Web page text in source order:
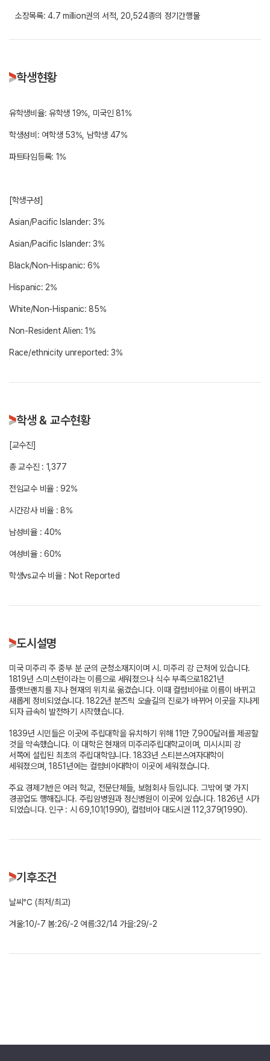
소장목록: 4.7 million권의 서적, 20,524종의 정기간행물
학생현황
유학생비율: 유학생 19%, 미국인 81%
학생성비: 여학생 53%, 남학생 47%
파트타임등록: 1%
[학생구성]
Asian/Pacific Islander: 3%
Asian/Pacific Islander: 3%
Black/Non-Hispanic: 6%
Hispanic: 2%
White/Non-Hispanic: 85%
Non-Resident Alien: 1%
학생 & 교수현황
[교수진]
총 교수진 : 1,377
전임교수 비율 : 92%
시간강사 비율 : 8%
남성비율 : 40%
여성비율 : 60%
학생vs교수 비율 : Not Reported
도시설명
미국 미주리 주 중부 분 군의 군청소재지이며 시. 미주리 강 근처에 있습니다.
1819년 스미스턴이라는 이름으로 세워졌으나 식수 부족으로1821년
플랫브랜치를 지나 현재의 위치로 옮겼습니다. 이때 컬럼비아로 이름이 바뀌고
새롭게 정비되었습니다. 1822년 분즈릭 오솔길의 진로가 바뀌어 이곳을 지나게
되자 급속히 발전하기 시작했습니다.
1839년 시민들은 이곳에 주립대학을 유치하기 위해 11만 7,900달러를 제공할
것을 약속했습니다. 이 대학은 현재의 미주리주립대학교이며, 미시시피 강
서쪽에 설립된 최초의 주립대학입니다. 1833년 스티븐스여자대학이
세워졌으며, 1851년에는 컬럼비아대학이 이곳에 세워졌습니다.
주요 경제기반은 여러 학교, 전문단체들, 보험회사 등입니다. 그밖에 몇 가지
경공업도 행해집니다. 주립암병원과 정신병원이 이곳에 있습니다. 1826년 시가
되었습니다. 인구 : 시 69,101(1990), 컬럼비아 대도시권 112,379(1990).
기후조건
날씨℃ (최저/최고)
겨울:10/-7 봄:26/-2 여름:32/14 가을:29/-2